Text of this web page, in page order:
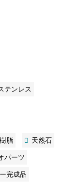
テンレス
樹脂 天然石
パーツ
完成品